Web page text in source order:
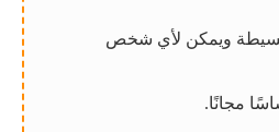
ويمكن لأي شخص
مجانًا.